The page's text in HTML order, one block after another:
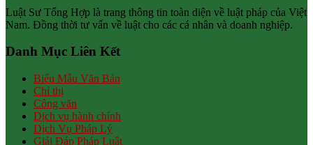
Luật Sư Tổng Hợp là trang thông tin toàn diện về luật pháp của Việt
Nam. Đồng thời tư vấn về luật cho các cá nhân và doanh nghiệp.
Danh Mục Liên Kết
Biểu Mẫu Văn Bản
Chỉ thị
Công văn
Dịch vụ hành chính
Dịch Vụ Pháp Lý
Giải Đáp Pháp Luật